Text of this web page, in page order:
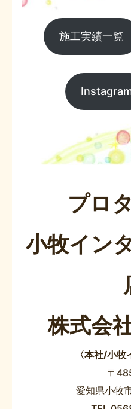
施工実績一覧
プロ
小牧イン
株式会
〈本社/小牧
〒
愛知県小